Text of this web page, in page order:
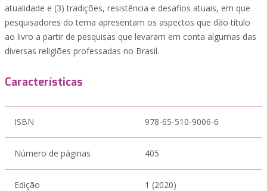
atualidade e (3) tradições, resistência e desafios atuais, em que
pesquisadores do tema apresentam os aspectos que dão título
ao livro a partir de pesquisas que levaram em conta algumas das
diversas religiões professadas no Brasil.
Características
ISBN 978-65-510-9006-6
Número de páginas 405
Edição 1 (2020)